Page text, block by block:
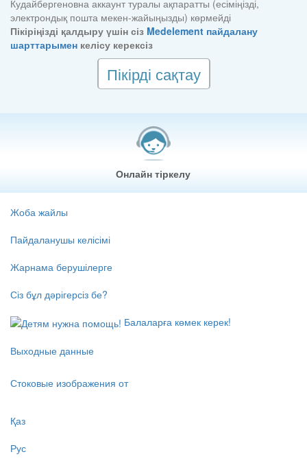
Кудайбергеновна аккаунт туралы ақпаратты (есіміңізді,
электрондық пошта мекен-жайыңызды) көрмейді
Пікіріңізді қалдыру үшін сіз Medelement пайдалану
шарттарымен келісу керексіз
Пікірді сақтау
Онлайн тіркелу
Жоба жайлы
Пайдаланушы келісімі
Жарнама берушілерге
Сіз бұл дәрігерсіз бе?
Балаларға көмек керек!
Выходные данные
Стоковые изображения от
Қаз
Рус